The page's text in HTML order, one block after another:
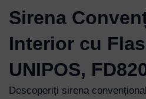
Sirena
Interior cu
UNIPOS,
Descoperiți sirena